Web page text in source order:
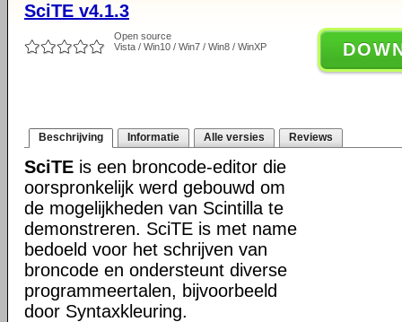
SciTE v4.1.3
Open source
Vista / Win10 / Win7 / Win8 / WinXP
Beschrijving Informatie Alle versies Reviews
SciTE is een broncode-editor die
oorspronkelijk werd gebouwd om
de mogelijkheden van Scintilla te
demonstreren. SciTE is met name
bedoeld voor het schrijven van
broncode en ondersteunt diverse
programmeertalen, bijvoorbeeld
door Syntaxkleuring.